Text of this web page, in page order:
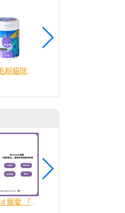
毛萬排毛粉貓咪適用
Be:Loved 寵愛 「寵愛森活」 蘆薈天然柔順洗毛精